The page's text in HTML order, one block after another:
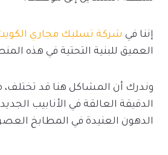
إننا في شركة تسليك مجاري
العميق للبنية التحتية في هذه
وندرك أن المشاكل هنا قد تختلف،
الدقيقة العالقة في الأنابيب
الدهون العنيدة في المطابخ